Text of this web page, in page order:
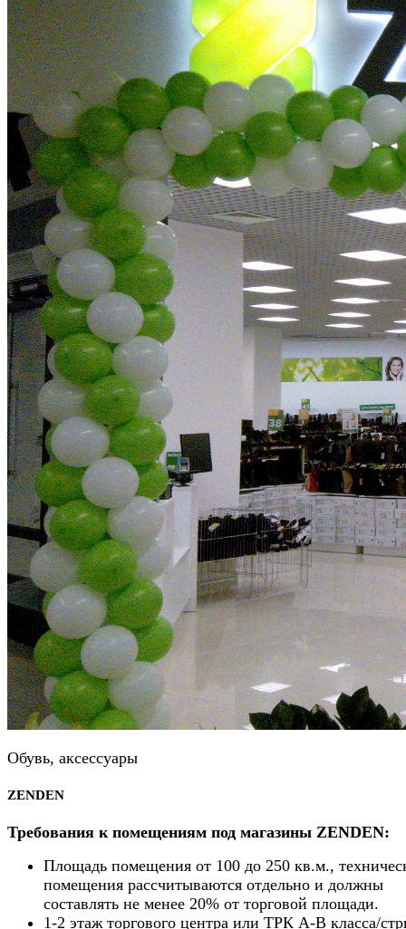
Обувь, аксессуары
ZENDEN
Требования к помещениям под магазины ZENDEN:
Площадь помещения от 100 до 250 кв.м.,
помещения рассчитываются отдельно и должны
составлять не менее 20% от торговой площади.
1-2 этаж торгового центра или ТРК А-В класса/